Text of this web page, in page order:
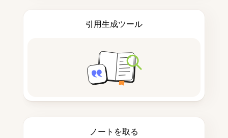
引用生成ツール
ノートを取る